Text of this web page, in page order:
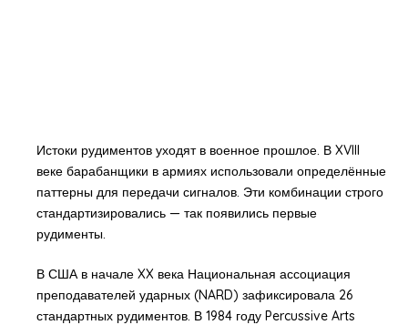
Истоки рудиментов уходят в военное прошлое. В XVIII
веке барабанщики в армиях использовали определённые
паттерны для передачи сигналов. Эти комбинации строго
стандартизировались — так появились первые
рудименты.
В США в начале XX века Национальная ассоциация
преподавателей ударных (NARD) зафиксировала 26
стандартных рудиментов. В 1984 году Percussive Arts